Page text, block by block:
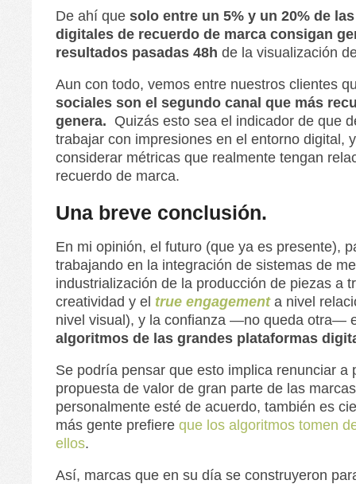
De ahí que solo entre un 5% y un 20% de
digitales de recuerdo de marca consigan
resultados pasadas 48h de la visualización
Aun con todo, vemos entre nuestros clientes
sociales son el segundo canal que más
genera. Quizás esto sea el indicador de que
trabajar con impresiones en el entorno digital,
considerar métricas que realmente tengan
recuerdo de marca.
Una breve conclusión.
En mi opinión, el futuro (que ya es presente),
trabajando en la integración de sistemas de
industrialización de la producción de piezas a
creatividad y el true engagementa nivel
nivel visual), y la confianza ―no queda otra―
algoritmos de las grandes plataformas
Se podría pensar que esto implica renunciar a
propuesta de valor de gran parte de las
personalmente esté de acuerdo, también es
más gente prefiere que los algoritmos tomen
ellos.
Así, marcas que en su día se construyeron